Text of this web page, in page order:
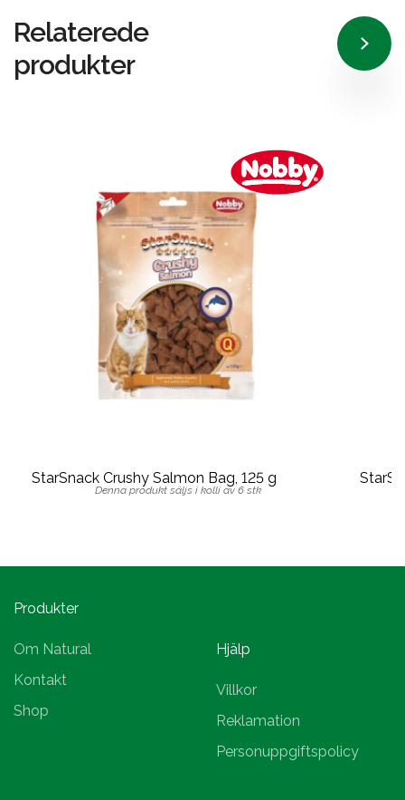
Relaterede
produkter
StarSnack Crushy Salmon Bag, 125 g
Denna produkt säljs i kolli av 6 stk
Produkter
Om Natural
Kontakt
Shop
Hjälp
Villkor
Reklamation
Personuppgiftspolicy